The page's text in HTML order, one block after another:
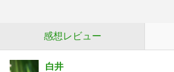
感想レビュー
白井